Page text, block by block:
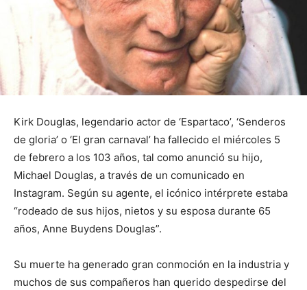
Kirk Douglas, legendario actor de ‘Espartaco’, ‘Senderos
de gloria’ o ‘El gran carnaval’ ha fallecido el miércoles 5
de febrero a los 103 años, tal como anunció su hijo,
Michael Douglas, a través de un comunicado en
Instagram. Según su agente, el icónico intérprete estaba
“rodeado de sus hijos, nietos y su esposa durante 65
años, Anne Buydens Douglas”.
Su muerte ha generado gran conmoción en la industria y
muchos de sus compañeros han querido despedirse del